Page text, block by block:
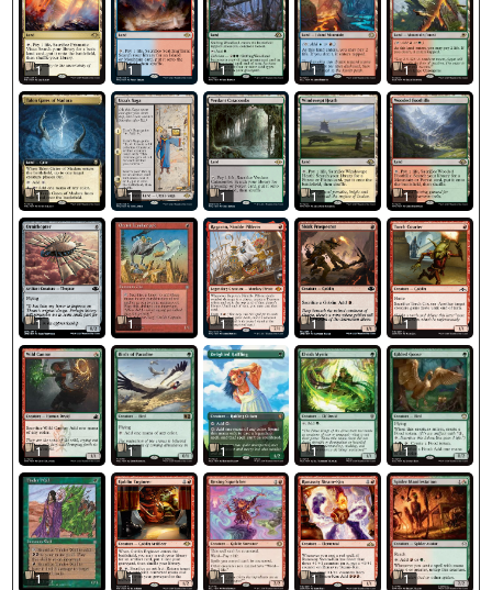
1 1 1 1 1
1 1 1 1 1
1 1 1 1 1
1 1 1 1 1
1 1 1 1 1